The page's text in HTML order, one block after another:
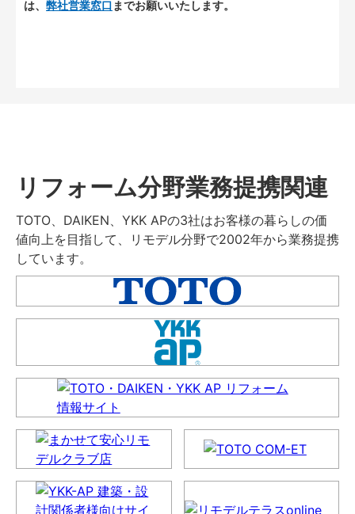
は、 弊社営業窓口 までお願いいたします。
リフォーム分野業務提携関連
TOTO、DAIKEN、YKK APの3社はお客様の暮らしの価
値向上を目指して、リモデル分野で2002年から業務提携
しています。